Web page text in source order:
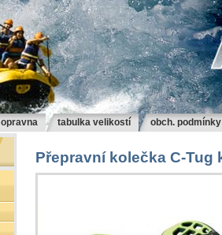
opravna tabulka velikostí obch. podmínky
Přepravní kolečka C-Tug